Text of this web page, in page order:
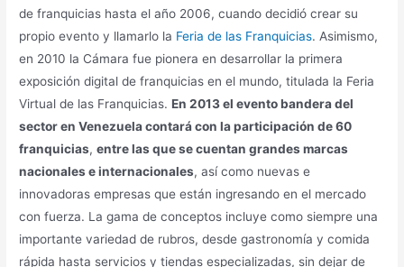
de franquicias hasta el año 2006, cuando decidió crear su
propio evento y llamarlo la Feria de las Franquicias. Asimismo,
en 2010 la Cámara fue pionera en desarrollar la primera
exposición digital de franquicias en el mundo, titulada la Feria
Virtual de las Franquicias.En 2013 el evento bandera del
sector en Venezuela contará con la participación de 60
franquicias,entre las que se cuentan grandes marcas
nacionales e internacionales, así como nuevas e
innovadoras empresas que están ingresando en el mercado
con fuerza. La gama de conceptos incluye como siempre una
importante variedad de rubros, desde gastronomía y comida
rápida hasta servicios y tiendas especializadas, sin dejar de